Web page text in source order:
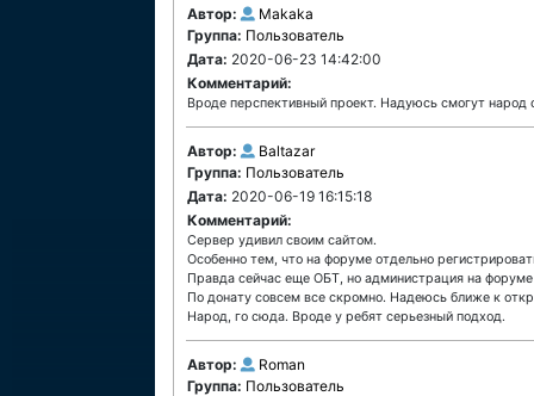
Автор:
Makaka
Группа: Пользователь
Дата: 2020-06-23 14:42:00
Комментарий:
Вроде перспективный проект. Надуюсь смогут народ
Автор:
Baltazar
Группа: Пользователь
Дата: 2020-06-19 16:15:18
Комментарий:
Сервер удивил своим сайтом.
Особенно тем, что на форуме отдельно
Правда сейчас еще ОБТ, но администрация на форуме
По донату совсем все скромно. Надеюсь ближе к
Народ, го сюда. Вроде у ребят серьезный подход.
Автор:
Roman
Группа: Пользователь